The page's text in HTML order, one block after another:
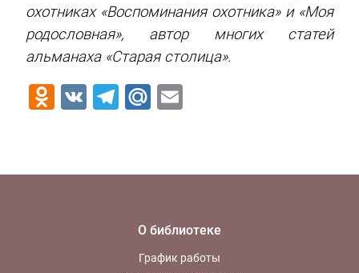
охотниках «Воспоминания охотника» и «Моя
родословная», автор многих статей
альманаха «Старая столица».
Odnoklassniki
VK Telegram
Mail.Ru
О библиотеке
График работы